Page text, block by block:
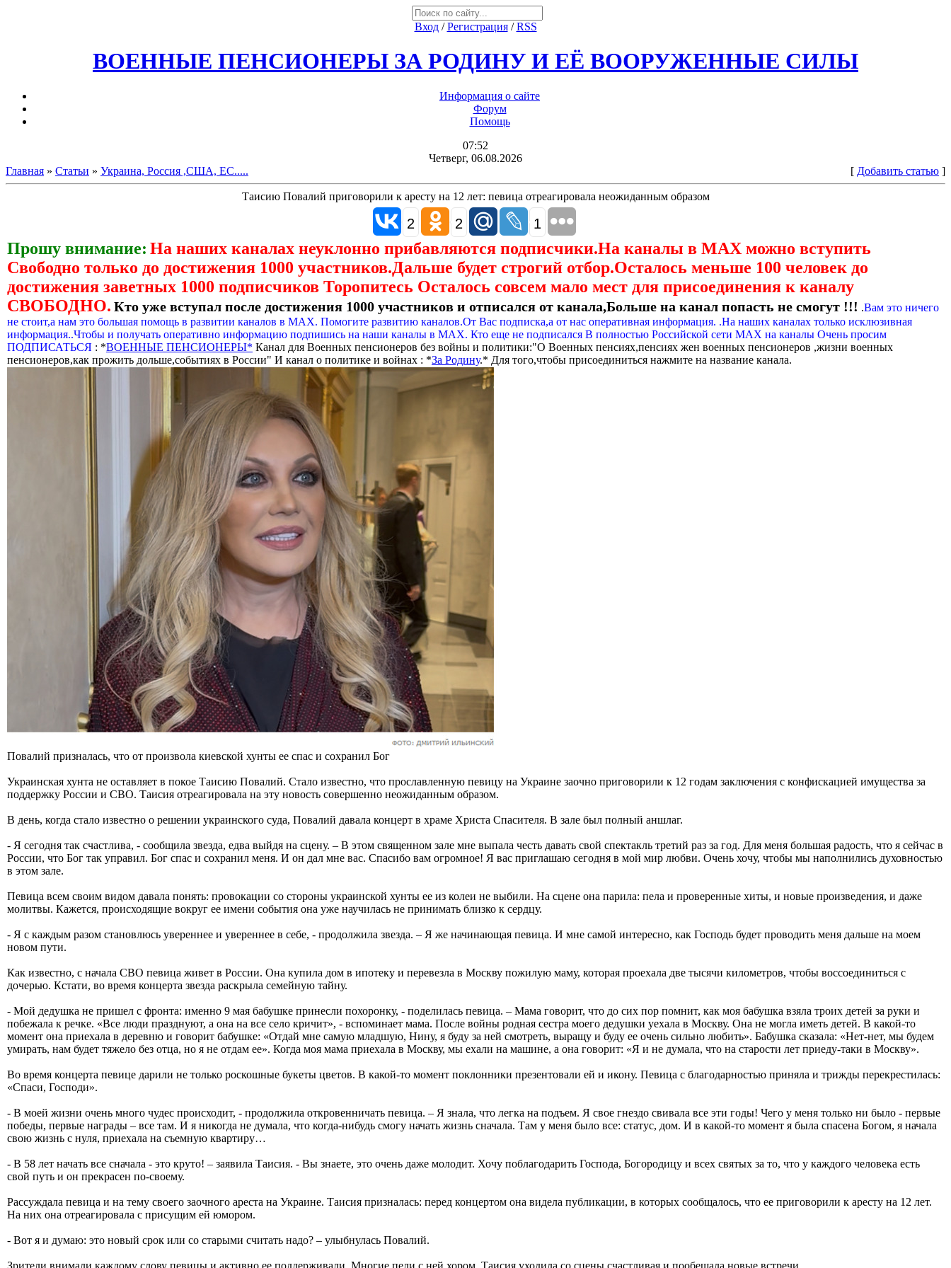
Вход/Регистрация/RSS
ВОЕННЫЕ ПЕНСИОНЕРЫ ЗА РОДИНУ И ЕЁ ВООРУЖЕННЫЕ СИЛЫ
Информация о сайте
Форум
Помощь
07:52
Четверг, 06.08.2026
Главная » Статьи » Украина, Россия ,США, ЕС..... [ Добавить статью ]
Таисию Повалий приговорили к аресту на 12 лет: певица отреагировала неожиданным образом
2 2 1
Прошу внимание: На наших каналах неуклонно прибавляются подписчики.На каналы в МАХ можно вступить
Свободно только до достижения 1000 участников.Дальше будет строгий отбор.Осталось меньше 100 человек до
достижения заветных 1000 подписчиков Торопитесь Осталось совсем мало мест для присоединения к каналу
СВОБОДНО. Кто уже вступал после достижения 1000 участников и отписался от канала,Больше на канал попасть не смогут !!! .Вам это ничего
не стоит,а нам это большая помощь в развитии каналов в МАХ. Помогите развитию каналов.От Вас подписка,а от нас оперативная информация. .На наших каналах только исклюзивная
информация..Чтобы и получать оперативно информацию подпишись на наши каналы в МАХ. Кто еще не подписался В полностью Российской сети МАХ на каналы Очень просим
ПОДПИСАТЬСЯ : *ВОЕННЫЕ ПЕНСИОНЕРЫ* Канал для Военных пенсионеров без войны и политики:"О Военных пенсиях,пенсиях жен военных пенсионеров ,жизни военных
пенсионеров,как прожить дольше,событиях в России" И канал о политике и войнах : *За Родину.* Для того,чтобы присоединиться нажмите на название канала.
Повалий призналась, что от произвола киевской хунты ее спас и сохранил Бог
Украинская хунта не оставляет в покое Таисию Повалий. Стало известно, что прославленную певицу на Украине заочно приговорили к 12 годам заключения с конфискацией имущества за
поддержку России и СВО. Таисия отреагировала на эту новость совершенно неожиданным образом.
В день, когда стало известно о решении украинского суда, Повалий давала концерт в храме Христа Спасителя. В зале был полный аншлаг.
- Я сегодня так счастлива, - сообщила звезда, едва выйдя на сцену. – В этом священном зале мне выпала честь давать свой спектакль третий раз за год. Для меня большая радость, что я сейчас в
России, что Бог так управил. Бог спас и сохранил меня. И он дал мне вас. Спасибо вам огромное! Я вас приглашаю сегодня в мой мир любви. Очень хочу, чтобы мы наполнились духовностью
в этом зале.
Певица всем своим видом давала понять: провокации со стороны украинской хунты ее из колеи не выбили. На сцене она парила: пела и проверенные хиты, и новые произведения, и даже
молитвы. Кажется, происходящие вокруг ее имени события она уже научилась не принимать близко к сердцу.
- Я с каждым разом становлюсь увереннее и увереннее в себе, - продолжила звезда. – Я же начинающая певица. И мне самой интересно, как Господь будет проводить меня дальше на моем
новом пути.
Как известно, с начала СВО певица живет в России. Она купила дом в ипотеку и перевезла в Москву пожилую маму, которая проехала две тысячи километров, чтобы воссоединиться с
дочерью. Кстати, во время концерта звезда раскрыла семейную тайну.
- Мой дедушка не пришел с фронта: именно 9 мая бабушке принесли похоронку, - поделилась певица. – Мама говорит, что до сих пор помнит, как моя бабушка взяла троих детей за руки и
побежала к речке. «Все люди празднуют, а она на все село кричит», - вспоминает мама. После войны родная сестра моего дедушки уехала в Москву. Она не могла иметь детей. В какой-то
момент она приехала в деревню и говорит бабушке: «Отдай мне самую младшую, Нину, я буду за ней смотреть, выращу и буду ее очень сильно любить». Бабушка сказала: «Нет-нет, мы будем
умирать, нам будет тяжело без отца, но я не отдам ее». Когда моя мама приехала в Москву, мы ехали на машине, а она говорит: «Я и не думала, что на старости лет приеду-таки в Москву».
Во время концерта певице дарили не только роскошные букеты цветов. В какой-то момент поклонники презентовали ей и икону. Певица с благодарностью приняла и трижды перекрестилась:
«Спаси, Господи».
- В моей жизни очень много чудес происходит, - продолжила откровенничать певица. – Я знала, что легка на подъем. Я свое гнездо свивала все эти годы! Чего у меня только ни было - первые
победы, первые награды – все там. И я никогда не думала, что когда-нибудь смогу начать жизнь сначала. Там у меня было все: статус, дом. И в какой-то момент я была спасена Богом, я начала
свою жизнь с нуля, приехала на съемную квартиру…
- В 58 лет начать все сначала - это круто! – заявила Таисия. - Вы знаете, это очень даже молодит. Хочу поблагодарить Господа, Богородицу и всех святых за то, что у каждого человека есть
свой путь и он прекрасен по-своему.
Рассуждала певица и на тему своего заочного ареста на Украине. Таисия призналась: перед концертом она видела публикации, в которых сообщалось, что ее приговорили к аресту на 12 лет.
На них она отреагировала с присущим ей юмором.
- Вот я и думаю: это новый срок или со старыми считать надо? – улыбнулась Повалий.
Зрители внимали каждому слову певицы и активно ее поддерживали. Многие пели с ней хором. Таисия уходила со сцены счастливая и пообещала новые встречи.